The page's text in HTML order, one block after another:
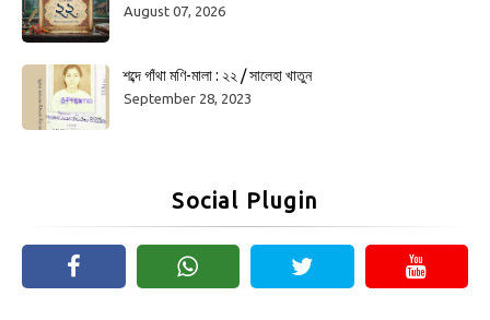
August 07, 2026
শব্দে গাঁথা মণি-মালা : ২২ / সালেহা খাতুন
September 28, 2023
Social Plugin